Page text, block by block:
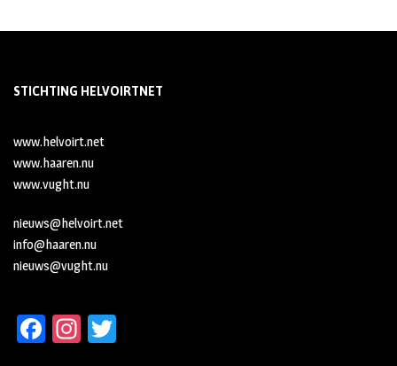
STICHTING HELVOIRTNET
www.helvoirt.net
www.haaren.nu
www.vught.nu
nieuws@helvoirt.net
info@haaren.nu
nieuws@vught.nu
Fa In